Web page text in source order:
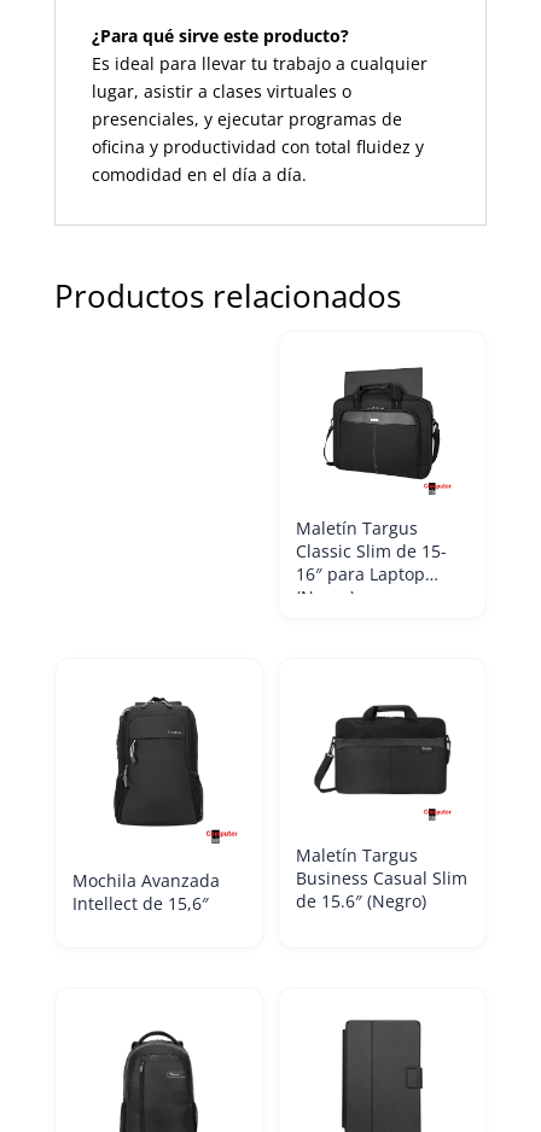
¿Para qué sirve este producto?
Es ideal para llevar tu trabajo a cualquier
lugar, asistir a clases virtuales o
presenciales, y ejecutar programas de
oficina y productividad con total fluidez y
comodidad en el día a día.
Productos relacionados
Maletín Targus
Classic Slim de 15-
16″ para Laptop
(Negro)
Mochila Avanzada
Intellect de 15,6″
Maletín Targus
Business Casual Slim
de 15.6″ (Negro)